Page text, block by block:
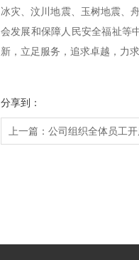
冰灾、汶川地震、玉树地震、
会发展和保障人民安全福祉等
新，立足服务，追求卓越，力
分享到：
上一篇： 公司组织全体员工开